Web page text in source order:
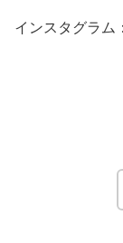
インスタグラム